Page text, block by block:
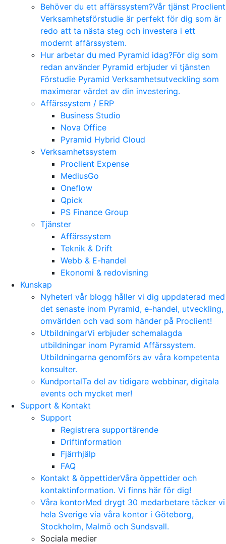
Behöver du ett affärssystem?Vår tjänst Proclient
Verksamhetsförstudie är perfekt för dig som är
redo att ta nästa steg och investera i ett
modernt affärssystem.
Hur arbetar du med Pyramid idag?För dig som
redan använder Pyramid erbjuder vi tjänsten
Förstudie Pyramid Verksamhetsutveckling som
maximerar värdet av din investering.
Affärssystem / ERP
Business Studio
Nova Office
Pyramid Hybrid Cloud
Verksamhetssystem
Proclient Expense
MediusGo
Oneflow
Qpick
PS Finance Group
Tjänster
Affärssystem
Teknik & Drift
Webb & E-handel
Ekonomi & redovisning
Kunskap
NyheterI vår blogg håller vi dig uppdaterad med
det senaste inom Pyramid, e-handel, utveckling,
omvärlden och vad som händer på Proclient!
UtbildningarVi erbjuder schemalagda
utbildningar inom Pyramid Affärssystem.
Utbildningarna genomförs av våra kompetenta
konsulter.
KundportalTa del av tidigare webbinar, digitala
events och mycket mer!
Support & Kontakt
Support
Registrera supportärende
Driftinformation
Fjärrhjälp
FAQ
Kontakt & öppettiderVåra öppettider och
kontaktinformation. Vi finns här för dig!
Våra kontorMed drygt 30 medarbetare täcker vi
hela Sverige via våra kontor i Göteborg,
Stockholm, Malmö och Sundsvall.
Sociala medier